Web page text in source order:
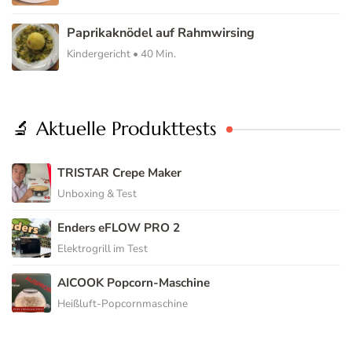
Paprikaknödel auf Rahmwirsing
Kindergericht • 40 Min.
🔬 Aktuelle Produkttests
TRISTAR Crepe Maker
Unboxing & Test
Enders eFLOW PRO 2
Elektrogrill im Test
AICOOK Popcorn-Maschine
Heißluft-Popcornmaschine